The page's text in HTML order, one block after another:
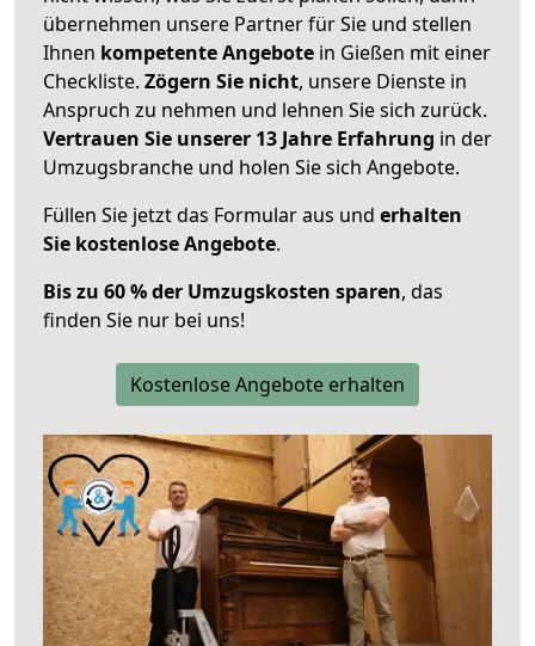
übernehmen unsere Partner für Sie und stellen
Ihnen kompetente Angebote in Gießen mit einer
Checkliste. Zögern Sie nicht, unsere Dienste in
Anspruch zu nehmen und lehnen Sie sich zurück.
Vertrauen Sie unserer 13 Jahre Erfahrung in der
Umzugsbranche und holen Sie sich Angebote.
Füllen Sie jetzt das Formular aus und erhalten
Sie kostenlose Angebote.
Bis zu 60 % der Umzugskosten sparen, das
finden Sie nur bei uns!
Kostenlose Angebote erhalten